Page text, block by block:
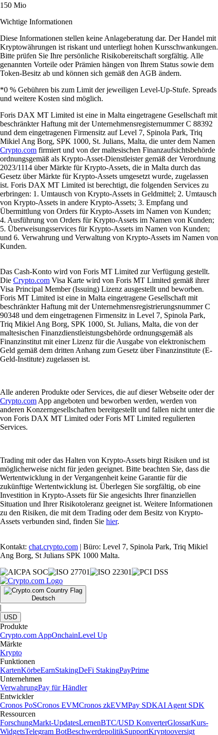
150 Mio
Wichtige Informationen
Diese Informationen stellen keine Anlageberatung dar. Der Handel mit
Kryptowährungen ist riskant und unterliegt hohen Kursschwankungen.
Bitte prüfen Sie Ihre persönliche Risikobereitschaft sorgfältig. Alle
genannten Vorteile oder Prämien hängen von Ihrem Status sowie dem
Token-Besitz ab und können sich gemäß den AGB ändern.
*0 % Gebühren bis zum Limit der jeweiligen Level-Up-Stufe. Spreads
und weitere Kosten sind möglich.
Foris DAX MT Limited ist eine in Malta eingetragene Gesellschaft mit
beschränkter Haftung mit der Unternehmensregisternummer C 88392
und dem eingetragenen Firmensitz auf Level 7, Spinola Park, Triq
Mikiel Ang Borg, SPK 1000, St. Julians, Malta, die unter dem Namen
Crypto.com firmiert und von der maltesischen Finanzaufsichtsbehörde
ordnungsgemäß als Krypto-Asset-Dienstleister gemäß der Verordnung
2023/1114 über Märkte für Krypto-Assets, die in Malta durch das
Gesetz über Märkte für Krypto-Assets umgesetzt wurde, zugelassen
ist. Foris DAX MT Limited ist berechtigt, die folgenden Services zu
erbringen: 1. Umtausch von Krypto-Assets in Geldmittel; 2. Umtausch
von Krypto-Assets in andere Krypto-Assets; 3. Empfang und
Übermittlung von Orders für Krypto-Assets im Namen von Kunden;
4. Ausführung von Orders für Krypto-Assets im Namen von Kunden;
5. Überweisungsservices für Krypto-Assets im Namen von Kunden;
und 6. Verwahrung und Verwaltung von Krypto-Assets im Namen von
Kunden.
Das Cash-Konto wird von Foris MT Limited zur Verfügung gestellt.
Die Crypto.com Visa Karte wird von Foris MT Limited gemäß ihrer
Visa Principal Member (Issuing) Lizenz ausgestellt und beworben.
Foris MT Limited ist eine in Malta eingetragene Gesellschaft mit
beschränkter Haftung mit der Unternehmensregistrierungsnummer C
90348 und dem eingetragenen Firmensitz in Level 7, Spinola Park,
Triq Mikiel Ang Borg, SPK 1000, St. Julians, Malta, die von der
maltesischen Finanzdienstleistungsbehörde ordnungsgemäß als
Finanzinstitut mit einer Lizenz für die Ausgabe von elektronischem
Geld gemäß dem dritten Anhang zum Gesetz über Finanzinstitute (E-
Geld-Institute) zugelassen ist.
Alle anderen Produkte oder Services, die auf dieser Webseite oder der
Crypto.com App angeboten und beworben werden, werden von
anderen Konzerngesellschaften bereitgestellt und fallen nicht unter die
von Foris DAX MT Limited oder Foris MT Limited regulierten
Services.
Trading mit oder das Halten von Krypto-Assets birgt Risiken und ist
möglicherweise nicht für jeden geeignet. Bitte beachten Sie, dass die
Wertentwicklung in der Vergangenheit keine Garantie für die
zukünftige Wertentwicklung ist. Überlegen Sie sorgfältig, ob eine
Investition in Krypto-Assets für Sie angesichts Ihrer finanziellen
Situation und Ihrer Risikotoleranz geeignet ist. Weitere Informationen
zu den Risiken, die mit dem Trading oder dem Besitz von Krypto-
Assets verbunden sind, finden Sie hier.
Kontakt: chat.crypto.com | Büro: Level 7, Spinola Park, Triq Mikiel
Ang Borg, St Julians SPK 1000 Malta.
Deutsch
|
USD
Produkte
Crypto.com AppOnchainLevel Up
Märkte
Krypto
Funktionen
KartenKörbeEarnStakingDeFi StakingPayPrime
Unternehmen
VerwahrungPay für Händler
Entwickler
Cronos PoSCronos EVMCronos zkEVMPay SDKAI Agent SDK
Ressourcen
ForschungMarkt-UpdatesLernenBTC/USD KonverterGlossarKurs-
WidgetsTelegram BotBeschwerdepolitikSupportKryptooversigt